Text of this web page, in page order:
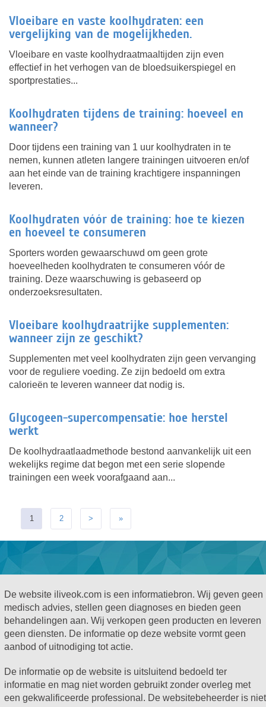
Vloeibare en vaste koolhydraten: een
vergelijking van de mogelijkheden.
Vloeibare en vaste koolhydraatmaaltijden zijn even
effectief in het verhogen van de bloedsuikerspiegel en
sportprestaties...
Koolhydraten tijdens de training: hoeveel en
wanneer?
Door tijdens een training van 1 uur koolhydraten in te
nemen, kunnen atleten langere trainingen uitvoeren en/of
aan het einde van de training krachtigere inspanningen
leveren.
Koolhydraten vóór de training: hoe te kiezen
en hoeveel te consumeren
Sporters worden gewaarschuwd om geen grote
hoeveelheden koolhydraten te consumeren vóór de
training. Deze waarschuwing is gebaseerd op
onderzoeksresultaten.
Vloeibare koolhydraatrijke supplementen:
wanneer zijn ze geschikt?
Supplementen met veel koolhydraten zijn geen vervanging
voor de reguliere voeding. Ze zijn bedoeld om extra
calorieën te leveren wanneer dat nodig is.
Glycogeen-supercompensatie: hoe herstel
werkt
De koolhydraatlaadmethode bestond aanvankelijk uit een
wekelijks regime dat begon met een serie slopende
trainingen een week voorafgaand aan...
1 2 > »
De website iliveok.com is een informatiebron. Wij geven geen
medisch advies, stellen geen diagnoses en bieden geen
behandelingen aan. Wij verkopen geen producten en leveren
geen diensten. De informatie op deze website vormt geen
aanbod of uitnodiging tot actie.
De informatie op de website is uitsluitend bedoeld ter
informatie en mag niet worden gebruikt zonder overleg met
een gekwalificeerde professional. De websitebeheerder is niet